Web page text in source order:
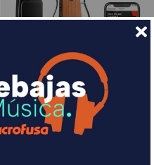
DONNER HUSH-I Silent Guitar
Caoba
Precio
habitual
339,00 €
Entrega en 1-2 días